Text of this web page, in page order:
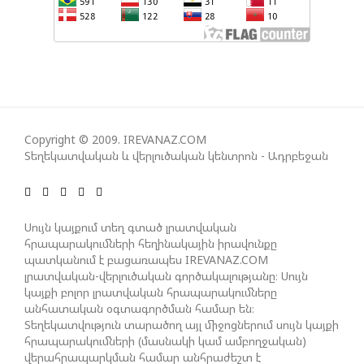
ՀԱՊԿ-Ի ՄԱՍՆԱԿՑՈՒԹՅՈՒՆԸ ՂԱՐԱԲԱՂՅԱՆ
ԳՈՐԾՈՒՆԵՈՒԹՅՈՒՆ ԱԴՐԲԵՋԱՆՈՒՄ ԱՆՕՐԻՆԱԿԱՆ
Է ՃԱՆԱՉՎԵԼ
ՄԱԼԴԻՎՑԻ ԳՈՐԾԸՆԿԵՐ ՄՈՀԱՄՄԵԴ ՄՈՒԻԶԱՅԻՆ.
«ՄԵՆՔ ԳՈՀ ԵՆՔ ԱԴՐԲԵՋԱՆԻ ԵՎ ՄԱԼԴԻՎՆԵՐԻ
ՄԻՋԵՎ ՀԱՐԱԲԵՐՈՒԹՅՈՒՆՆԵՐԻ ԴԻՆԱՄԻԿ
ԶԱՐԳԱՑՈՒՄԻՑ»
ՇԱՐՈՒՆԱԿՎՈՒՄ Է «ՄԵԾ ՎԵՐԱԴԱՐՁ» ԾՐԱԳՐԻ
Copyright © 2009. IREVANAZ.COM
Տեղեկատվական և վերլուծական կենտրոն - Ադրբեջան
Սույն կայքում տեղ գտած լրատվական
հրապարակումների հեղինակային իրավունքը
պատկանում է բացառապես IREVANAZ.COM
լրատվական-վերլուծական գործակալությանը։ Սույն
կայքի բոլոր լրատվական հրապարակումները
անհատական օգտագործման համար են։
Տեղեկատվություն տարածող այլ միջոցներում սույն կայքի
հրապարակումների (մասնակի կամ ամբողջական)
վերահրապարկման համար անհրաժեշտ է